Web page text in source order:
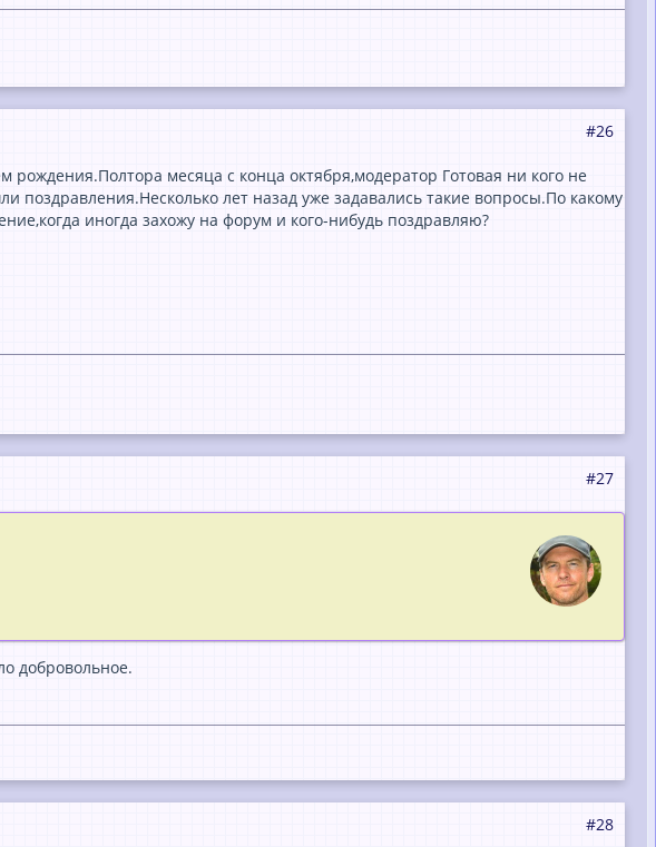
#26
месяца с конца октября,модератор Готовая ни кого не
поздравления.Несколько лет назад уже задавались такие вопросы.По какому
иногда захожу на форум и кого-нибудь поздравляю?
#27
добровольное.
#28